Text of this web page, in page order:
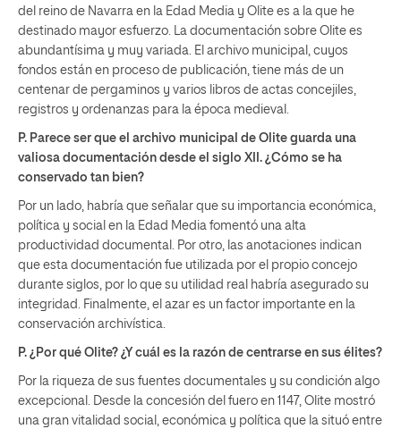
del reino de Navarra en la Edad Media y Olite es a la que he
destinado mayor esfuerzo. La documentación sobre Olite es
abundantísima y muy variada. El archivo municipal, cuyos
fondos están en proceso de publicación, tiene más de un
centenar de pergaminos y varios libros de actas concejiles,
registros y ordenanzas para la época medieval.
P. Parece ser que el archivo municipal de Olite guarda una
valiosa documentación desde el siglo XII. ¿Cómo se ha
conservado tan bien?
Por un lado, habría que señalar que su importancia económica,
política y social en la Edad Media fomentó una alta
productividad documental. Por otro, las anotaciones indican
que esta documentación fue utilizada por el propio concejo
durante siglos, por lo que su utilidad real habría asegurado su
integridad. Finalmente, el azar es un factor importante en la
conservación archivística.
P. ¿Por qué Olite? ¿Y cuál es la razón de centrarse en sus élites?
Por la riqueza de sus fuentes documentales y su condición algo
excepcional. Desde la concesión del fuero en 1147, Olite mostró
una gran vitalidad social, económica y política que la situó entre